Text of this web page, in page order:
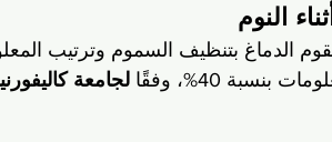
40%، وفقًا لجامعة